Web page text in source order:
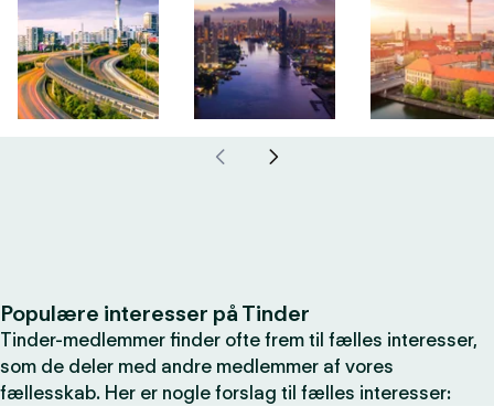
Populære interesser på Tinder
Tinder-medlemmer finder ofte frem til fælles interesser,
som de deler med andre medlemmer af vores
fællesskab. Her er nogle forslag til fælles interesser: